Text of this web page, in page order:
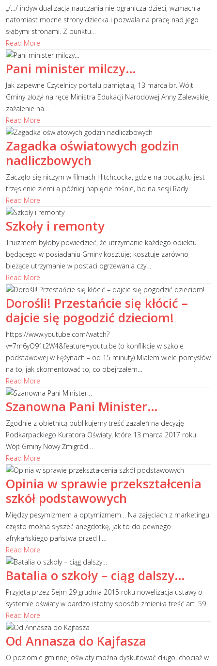
„/…/ indywidualizacja nauczania nie ogranicza dzieci, wzmacnia
natomiast mocne strony dziecka i pozwala na pracę nad jego
słabymi stronami. Z punktu…
Read More
Pani minister milczy…
Jak zapewne Czytelnicy portalu pamiętają, 13 marca br. Wójt
Gminy złożył na ręce Ministra Edukacji Narodowej Anny Zalewskiej
zażalenie na…
Read More
Zagadka oświatowych godzin
nadliczbowych
Zaczęło się niczym w filmach Hitchcocka, gdzie na początku jest
trzęsienie ziemi a później napięcie rośnie, bo na sesji Rady…
Read More
Szkoły i remonty
Truizmem byłoby powiedzieć, że utrzymanie każdego obiektu
będącego w posiadaniu Gminy kosztuje; kosztuje zarówno
bieżące utrzymanie w postaci ogrzewania czy…
Read More
Dorośli! Przestańcie się kłócić –
dajcie się pogodzić dzieciom!
https://www.youtube.com/watch?
v=7m6yO91t2W4&feature=youtu.be (o konflikcie w szkole
podstawowej w Łężynach – od 15 minuty) Miałem wiele pomysłów
na to, jak skomentować to, co obejrzałem…
Read More
Szanowna Pani Minister…
Zgodnie z obietnicą publikujemy treść zażaleń na decyzję
Podkarpackiego Kuratora Oświaty, które 13 marca 2017 roku
Wójt Gminy Nowy Żmigród…
Read More
Opinia w sprawie przekształcenia
szkół podstawowych
Między pesymizmem a optymizmem… Na zajęciach z marketingu
często można słyszeć anegdotkę, jak to do pewnego
afrykańskiego państwa przed II…
Read More
Batalia o szkoły – ciąg dalszy…
Przyjęta przez Sejm 29 grudnia 2015 roku nowelizacja ustawy o
systemie oświaty w bardzo istotny sposób zmieniła treść art. 59…
Read More
Od Annasza do Kajfasza
O poziomie gminnej oświaty można dyskutować długo, chociaż w